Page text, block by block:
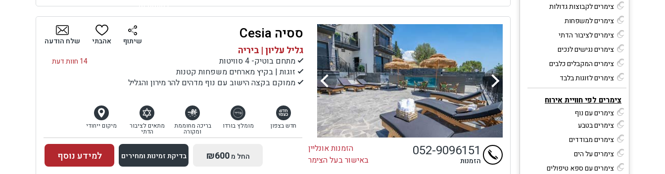
צימרים לקבוצות גדולות
צימרים למשפחות
צימרים לציבור הדתי
צימרים נגישים לנכים
צימרים המקבלים כלבים
צימרים לזוגות בלבד
צימרים לפי חוויית אירוח
צימרים עם נוף
צימרים בטבע
צימרים מבודדים
צימרים על הים
צימרים עם ספא טיפולים
למתחם זה
בדיקת זמינות ומחירים ססיה Cesia
גליל עליון | ביריה
14 חוות דעת
מתחם בוטיק- 4 סוויטות
זוגות | בקיץ מארחים משפחות קטנות
ממוקם בקצה הישוב עם נוף מדהים להר מירון והגליל
שיתוף אהבתי שלח הודעה
חדש בצפון מומלץ בורדו בריכה מחוממת
ומקורה
מתאים לציבור
הדתי
מיקום ייחודי
הזמנות אונליין
באישור בעל הצימר
052-9096151
הזמנות החל מ₪600 בדיקת זמינות ומחירים למידע נוסף